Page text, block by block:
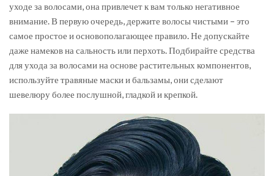
уходе за волосами, она привлечет к вам только негативное
внимание. В первую очередь, держите волосы чистыми – это
самое простое и основополагающее правило. Не допускайте
даже намеков на сальность или перхоть. Подбирайте средства
для ухода за волосами на основе растительных компонентов,
используйте травяные маски и бальзамы, они сделают
шевелюру более послушной, гладкой и крепкой.